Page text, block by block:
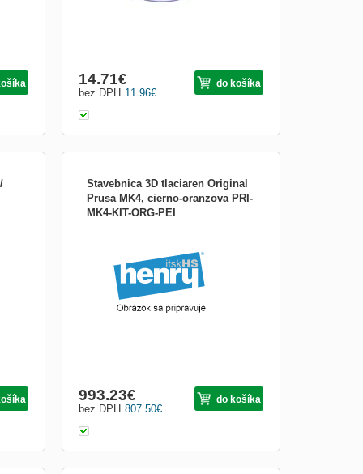
11.96€
bez DPH
14.71€ do košíka
Stavebnica 3D tlaciaren Original
Prusa MK4, cierno-oranzova PRI-
MK4-KIT-ORG-PEI
807.50€
bez DPH
993.23€ do košíka